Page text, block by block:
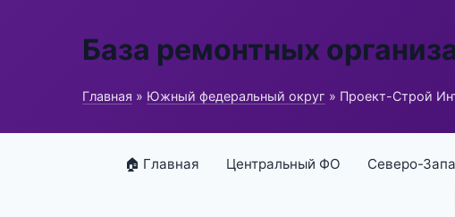
База ремонтных
Главная » Южный федеральный округ » Проект-Строй
🏠 Главная Центральный ФО Северо-